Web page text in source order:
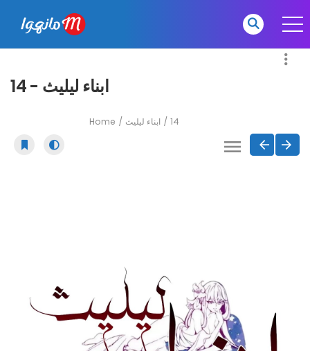
ابناء ليليث - 14
Home ابناء ليليث 14